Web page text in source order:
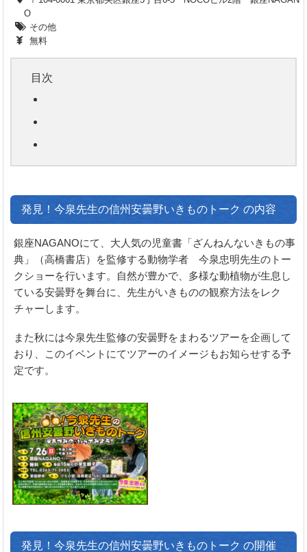
O
その他
無料
目次
発見！今泉先生の信州安曇野いきものトーク の内容
銀座NAGANOにて、大人気の児童書「ざんねんないきもの事
典」（高橋書店）を監修する動物学者 今泉忠明先生のトー
クショーを行います。自然が豊かで、多様な動植物が生息し
ている安曇野を舞台に、先生がいきものの観察方法をレク
チャーします。
また秋には今泉先生監修の安曇野をまわるツアーを企画して
おり、このイベントにてツアーのイメージもお知らせする予
定です。
発見！今泉先生の信州安曇野いきものトーク の開催